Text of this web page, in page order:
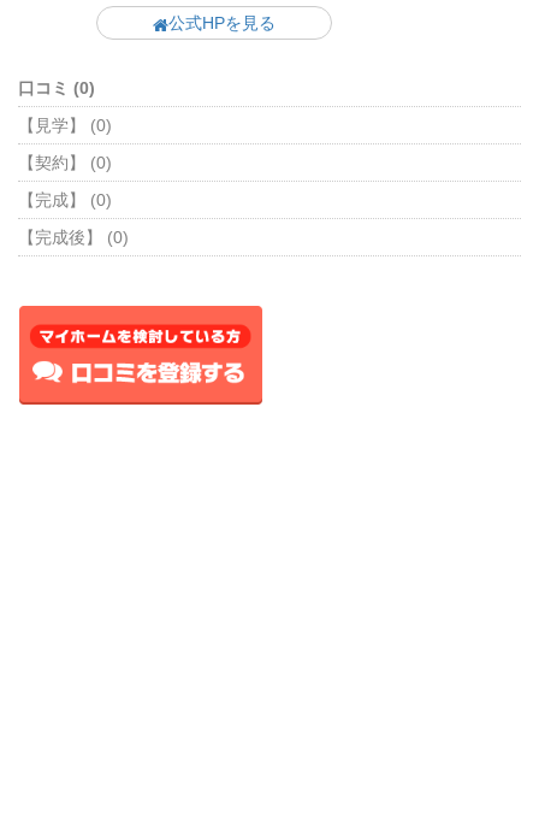
公式HPを見る
口コミ (0)
【見学】 (0)
【契約】 (0)
【完成】 (0)
【完成後】 (0)